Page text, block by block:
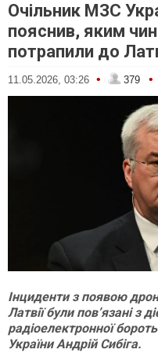
Очільник МЗС
пояснив, яким
потрапили до
11.05.2026, 03:26 • 379 •
Інциденти з появою
Латвії були пов’язані з
радіоелектронної
України Андрій Сибіга.